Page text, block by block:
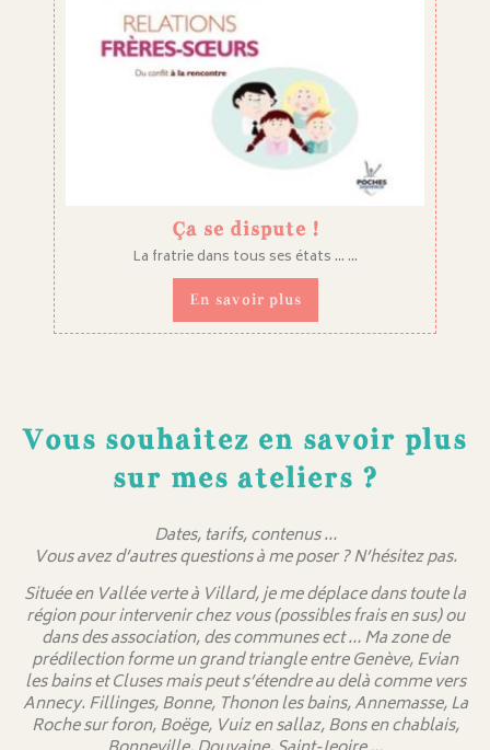
Ça se dispute !
La fratrie dans tous ses états ... ...
En savoir plus
Vous souhaitez en savoir plus
sur mes ateliers ?
Dates, tarifs, contenus …
Vous avez d’autres questions à me poser ? N’hésitez pas.
Située en Vallée verte à Villard, je me déplace dans toute la
région pour intervenir chez vous (possibles frais en sus) ou
dans des association, des communes ect … Ma zone de
prédilection forme un grand triangle entre Genève, Evian
les bains et Cluses mais peut s’étendre au delà comme vers
Annecy. Fillinges, Bonne, Thonon les bains, Annemasse, La
Roche sur foron, Boëge, Vuiz en sallaz, Bons en chablais,